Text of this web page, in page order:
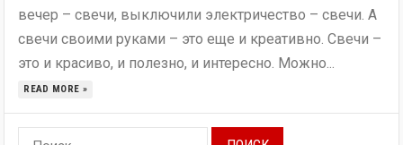
вечер – свечи, выключили электричество – свечи. А
свечи своими руками – это еще и креативно. Свечи –
это и красиво, и полезно, и интересно. Можно...
READ MORE »
Найти: